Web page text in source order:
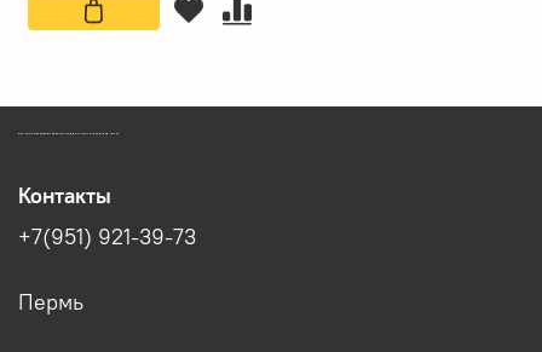
Контакты
+7(951) 921-39-73
Пермь